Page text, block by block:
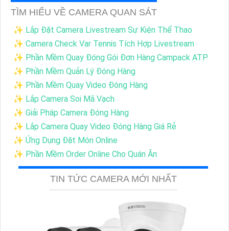
TÌM HIỂU VỀ CAMERA QUAN SÁT
✨ Lắp Đặt Camera Livestream Sự Kiện Thể Thao
✨ Camera Check Var Tennis Tích Hợp Livestream
✨ Phần Mềm Quay Đóng Gói Đơn Hàng Campack ATP
✨ Phần Mềm Quản Lý Đóng Hàng
✨ Phần Mềm Quay Video Đóng Hàng
✨ Lắp Camera Soi Mã Vạch
✨ Giải Pháp Camera Đóng Hàng
✨ Lắp Camera Quay Video Đóng Hàng Giá Rẻ
✨ Ứng Dụng Đặt Món Online
✨ Phần Mềm Order Online Cho Quán Ăn
TIN TỨC CAMERA MỚI NHẤT